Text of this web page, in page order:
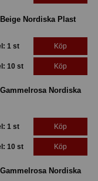
Nordiska Plast
1 st Köp
10 st Köp
Nordiska
1 st Köp
10 st Köp
Nordiska